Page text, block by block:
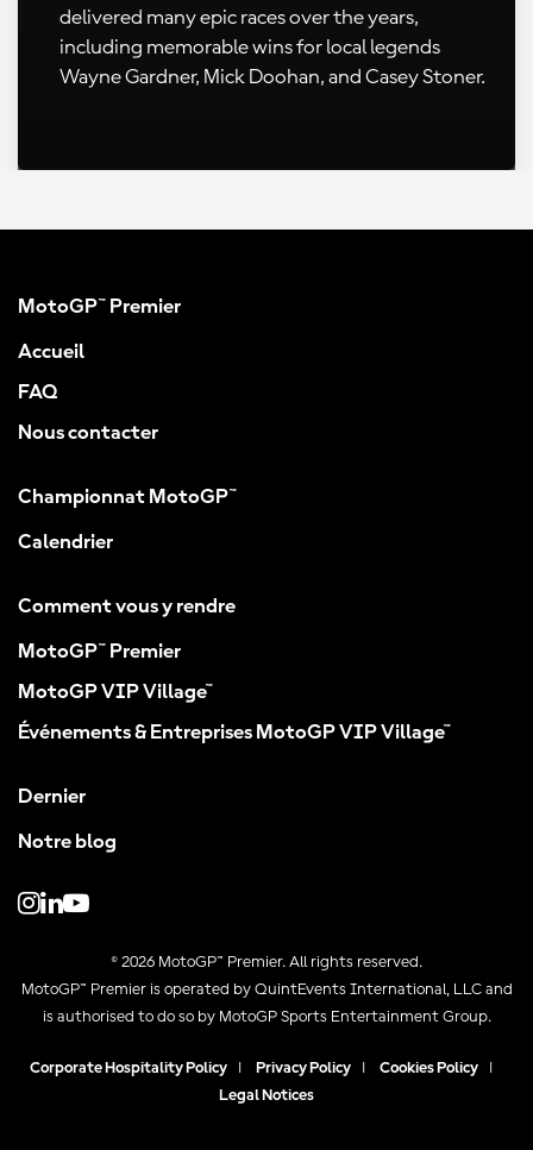
delivered many epic races over the years,
including memorable wins for local legends
Wayne Gardner, Mick Doohan, and Casey Stoner.
MotoGP™ Premier
Accueil
FAQ
Nous contacter
Championnat MotoGP™
Calendrier
Comment vous y rendre
MotoGP™ Premier
MotoGP VIP Village™
Événements & Entreprises MotoGP VIP Village™
Dernier
Notre blog
© 2026 MotoGP™ Premier. All rights reserved.
MotoGP™ Premier is operated by QuintEvents International, LLC and
is authorised to do so by MotoGP Sports Entertainment Group.
Corporate Hospitality Policy Privacy Policy Cookies Policy
Legal Notices